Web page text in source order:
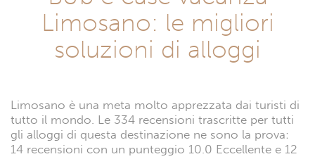
Limosano: le migliori
soluzioni di alloggi
Limosano è una meta molto apprezzata dai turisti di
tutto il mondo. Le 334 recensioni trascritte per tutti
gli alloggi di questa destinazione ne sono la prova:
14 recensioni con un punteggio 10.0 Eccellente e 12